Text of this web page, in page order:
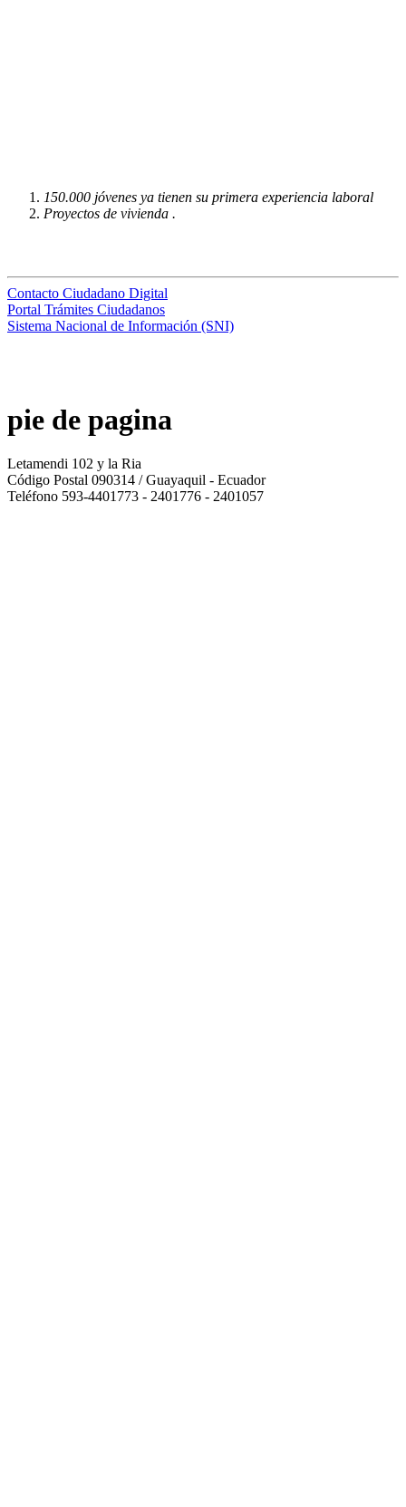
150.000 jóvenes ya tienen su primera experiencia laboral
Proyectos de vivienda .
Contacto Ciudadano Digital
Portal Trámites Ciudadanos
Sistema Nacional de Información (SNI)
pie de pagina
Letamendi 102 y la Ria
Código Postal 090314 / Guayaquil - Ecuador
Teléfono 593-4401773 - 2401776 - 2401057